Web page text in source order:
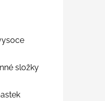
složky